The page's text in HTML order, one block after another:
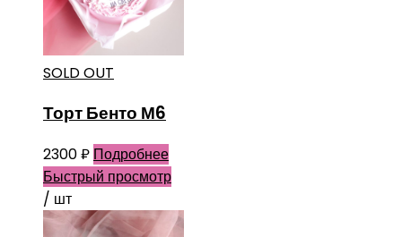
SOLD OUT
Торт Бенто М6
2300₽ Подробнее
Быстрый просмотр
/ шт